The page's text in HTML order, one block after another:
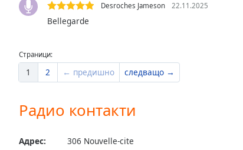
close
Color
Opacity
Desroches Jameson 22.11.2025
Bellegarde
Страници:
1 2 ← предишно следващо →
Радио контакти
Адрес:
306 Nouvelle-cite